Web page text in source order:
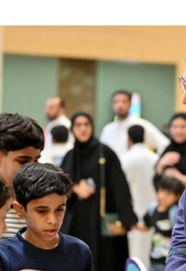
ليست من التابعين
يحوّلون الفكرة إلى “أثر”
لا يجب التخلص منه
المخدر في الشرقية